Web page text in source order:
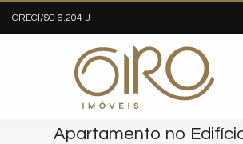
CRECI/SC 6.204-J
Apartamento no